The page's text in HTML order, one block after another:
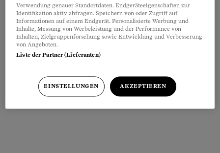
Meistgelesen
Verwendung genauer Standortdaten. Endgeräteeigenschaften zur
Identifikation aktiv abfragen. Speichern von oder Zugriff auf
Informationen auf einem Endgerät. Personalisierte Werbung und
Inhalte, Messung von Werbeleistung und der Performance von
Inhalten, Zielgruppenforschung sowie Entwicklung und Verbesserung
von Angeboten.
Liste der Partner (Lieferanten)
EINSTELLUNGEN AKZEPTIEREN